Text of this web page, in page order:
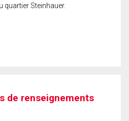
quartier Steinhauer.
de renseignements